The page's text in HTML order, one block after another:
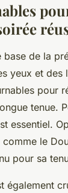
base de la
yeux et des
pour
tenue.
essentiel.
le
pour sa
également